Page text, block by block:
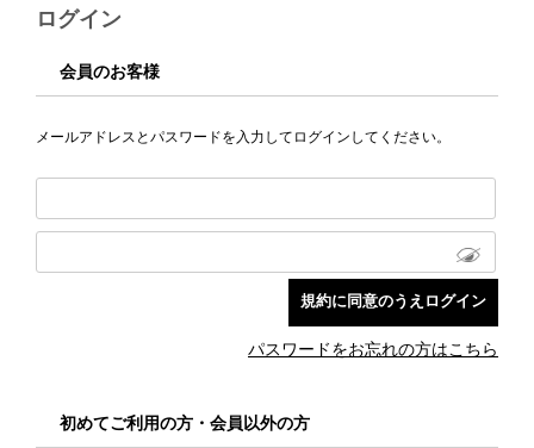
ログイン
会員のお客様
メールアドレスとパスワードを入力してログインしてください。
パスワードをお忘れの方はこちら
初めてご利用の方・会員以外の方